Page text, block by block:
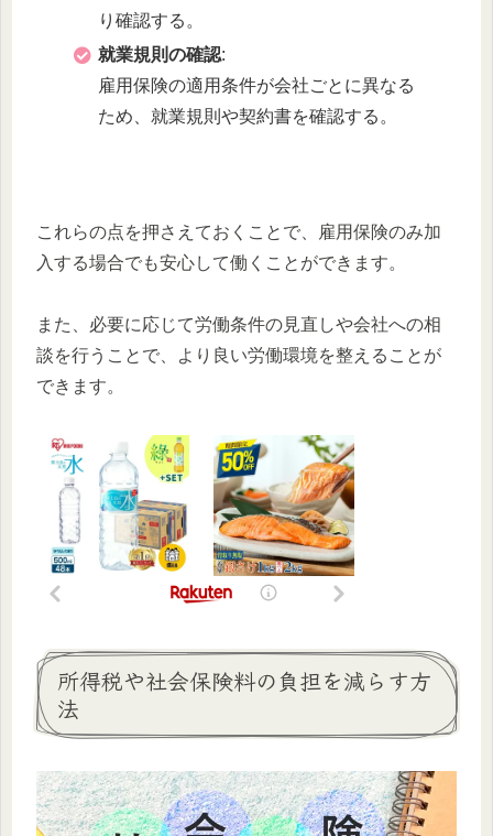
り確認する。
就業規則の確認:
雇用保険の適用条件が会社ごとに異なる
ため、就業規則や契約書を確認する。
これらの点を押さえておくことで、雇用保険のみ加
入する場合でも安心して働くことができます。
また、必要に応じて労働条件の見直しや会社への相
談を行うことで、より良い労働環境を整えることが
できます。
所得税や社会保険料の負担を減らす方
法